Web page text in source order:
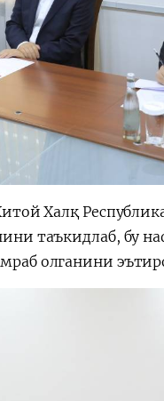
Халқ
таъкидлаб, бу
олганини